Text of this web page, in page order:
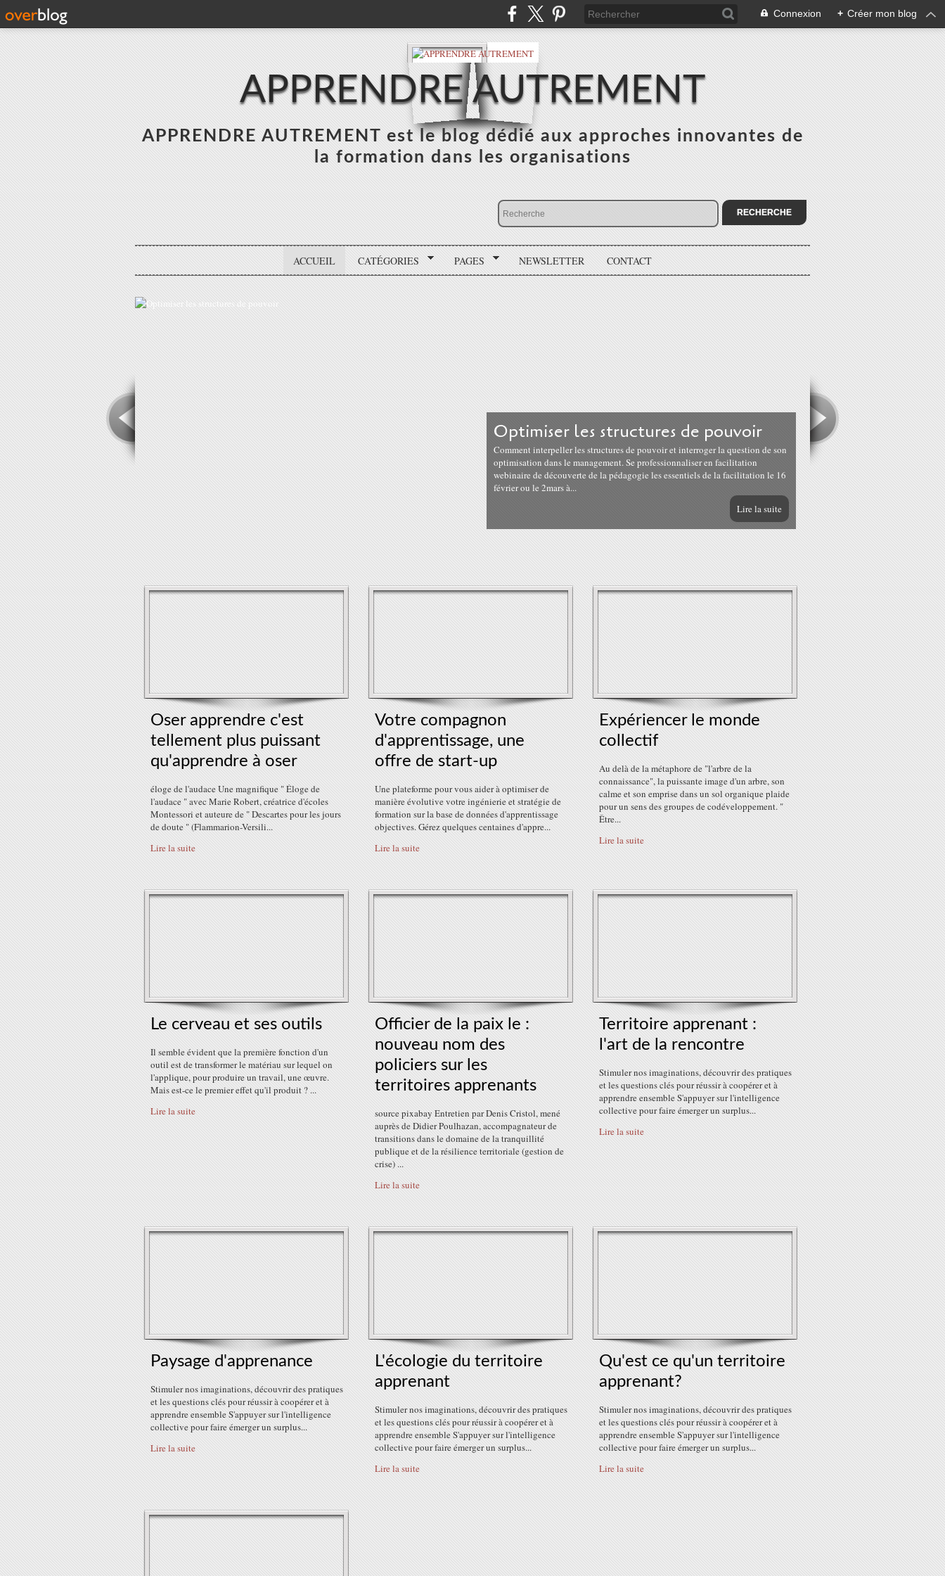
Connexion + Créer mon blog
APPRENDRE AUTREMENT
APPRENDRE AUTREMENT est le blog dédié aux approches innovantes de
la formation dans les organisations
ACCUEIL CATÉGORIES PAGES NEWSLETTER CONTACT
Optimiser les structures de pouvoir
Comment interpeller les structures de pouvoir et interroger la question de son
optimisation dans le management. Se professionnaliser en facilitation
webinaire de découverte de la pédagogie les essentiels de la facilitation le 16
février ou le 2mars à...
Lire la suite
Oser apprendre c'est
tellement plus puissant
qu'apprendre à oser
éloge de l'audace Une magnifique " Éloge de
l'audace " avec Marie Robert, créatrice d'écoles
Montessori et auteure de " Descartes pour les jours
de doute " (Flammarion-Versili...
Lire la suite
Votre compagnon
d'apprentissage, une
offre de start-up
Une plateforme pour vous aider à optimiser de
manière évolutive votre ingénierie et stratégie de
formation sur la base de données d'apprentissage
objectives. Gérez quelques centaines d'appre...
Lire la suite
Expériencer le monde
collectif
Au delà de la métaphore de "l'arbre de la
connaissance", la puissante image d'un arbre, son
calme et son emprise dans un sol organique plaide
pour un sens des groupes de codéveloppement. "
Être...
Lire la suite
Le cerveau et ses outils
Il semble évident que la première fonction d'un
outil est de transformer le matériau sur lequel on
l'applique, pour produire un travail, une œuvre.
Mais est-ce le premier effet qu'il produit ? ...
Lire la suite
Officier de la paix le :
nouveau nom des
policiers sur les
territoires apprenants
source pixabay Entretien par Denis Cristol, mené
auprès de Didier Poulhazan, accompagnateur de
transitions dans le domaine de la tranquillité
publique et de la résilience territoriale (gestion de
crise) ...
Lire la suite
Territoire apprenant :
l'art de la rencontre
Stimuler nos imaginations, découvrir des pratiques
et les questions clés pour réussir à coopérer et à
apprendre ensemble S'appuyer sur l'intelligence
collective pour faire émerger un surplus...
Lire la suite
Paysage d'apprenance
Stimuler nos imaginations, découvrir des pratiques
et les questions clés pour réussir à coopérer et à
apprendre ensemble S'appuyer sur l'intelligence
collective pour faire émerger un surplus...
Lire la suite
L'écologie du territoire
apprenant
Stimuler nos imaginations, découvrir des pratiques
et les questions clés pour réussir à coopérer et à
apprendre ensemble S'appuyer sur l'intelligence
collective pour faire émerger un surplus...
Lire la suite
Qu'est ce qu'un territoire
apprenant?
Stimuler nos imaginations, découvrir des pratiques
et les questions clés pour réussir à coopérer et à
apprendre ensemble S'appuyer sur l'intelligence
collective pour faire émerger un surplus...
Lire la suite